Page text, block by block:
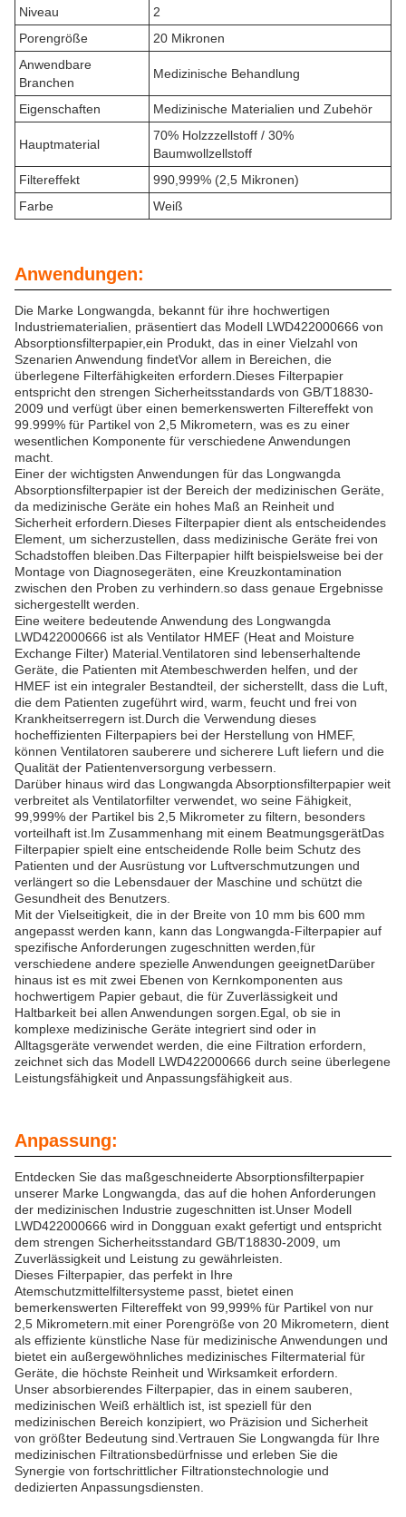
Niveau
2
Porengröße
20 Mikronen
Anwendbare
Branchen
Medizinische Behandlung
Eigenschaften Medizinische Materialien und Zubehör
Hauptmaterial
70% Holzzzellstoff / 30%
Baumwollzellstoff
Filtereffekt
990,999% (2,5 Mikronen)
Farbe
Weiß
Anwendungen:
Die Marke Longwangda, bekannt für ihre hochwertigen
Industriematerialien, präsentiert das Modell LWD422000666 von
Absorptionsfilterpapier,ein Produkt, das in einer Vielzahl von
Szenarien Anwendung findetVor allem in Bereichen, die
überlegene Filterfähigkeiten erfordern.Dieses Filterpapier
entspricht den strengen Sicherheitsstandards von GB/T18830-
2009 und verfügt über einen bemerkenswerten Filtereffekt von
99.999% für Partikel von 2,5 Mikrometern, was es zu einer
wesentlichen Komponente für verschiedene Anwendungen
macht.
Einer der wichtigsten Anwendungen für das Longwangda
Absorptionsfilterpapier ist der Bereich der medizinischen Geräte,
da medizinische Geräte ein hohes Maß an Reinheit und
Sicherheit erfordern.Dieses Filterpapier dient als entscheidendes
Element, um sicherzustellen, dass medizinische Geräte frei von
Schadstoffen bleiben.Das Filterpapier hilft beispielsweise bei der
Montage von Diagnosegeräten, eine Kreuzkontamination
zwischen den Proben zu verhindern.so dass genaue Ergebnisse
sichergestellt werden.
Eine weitere bedeutende Anwendung des Longwangda
LWD422000666 ist als Ventilator HMEF (Heat and Moisture
Exchange Filter) Material.Ventilatoren sind lebenserhaltende
Geräte, die Patienten mit Atembeschwerden helfen, und der
HMEF ist ein integraler Bestandteil, der sicherstellt, dass die Luft,
die dem Patienten zugeführt wird, warm, feucht und frei von
Krankheitserregern ist.Durch die Verwendung dieses
hocheffizienten Filterpapiers bei der Herstellung von HMEF,
können Ventilatoren sauberere und sicherere Luft liefern und die
Qualität der Patientenversorgung verbessern.
Darüber hinaus wird das Longwangda Absorptionsfilterpapier weit
verbreitet als Ventilatorfilter verwendet, wo seine Fähigkeit,
99,999% der Partikel bis 2,5 Mikrometer zu filtern, besonders
vorteilhaft ist.Im Zusammenhang mit einem BeatmungsgerätDas
Filterpapier spielt eine entscheidende Rolle beim Schutz des
Patienten und der Ausrüstung vor Luftverschmutzungen und
verlängert so die Lebensdauer der Maschine und schützt die
Gesundheit des Benutzers.
Mit der Vielseitigkeit, die in der Breite von 10 mm bis 600 mm
angepasst werden kann, kann das Longwangda-Filterpapier auf
spezifische Anforderungen zugeschnitten werden,für
verschiedene andere spezielle Anwendungen geeignetDarüber
hinaus ist es mit zwei Ebenen von Kernkomponenten aus
hochwertigem Papier gebaut, die für Zuverlässigkeit und
Haltbarkeit bei allen Anwendungen sorgen.Egal, ob sie in
komplexe medizinische Geräte integriert sind oder in
Alltagsgeräte verwendet werden, die eine Filtration erfordern,
zeichnet sich das Modell LWD422000666 durch seine überlegene
Leistungsfähigkeit und Anpassungsfähigkeit aus.
Anpassung:
Entdecken Sie das maßgeschneiderte Absorptionsfilterpapier
unserer Marke Longwangda, das auf die hohen Anforderungen
der medizinischen Industrie zugeschnitten ist.Unser Modell
LWD422000666 wird in Dongguan exakt gefertigt und entspricht
dem strengen Sicherheitsstandard GB/T18830-2009, um
Zuverlässigkeit und Leistung zu gewährleisten.
Dieses Filterpapier, das perfekt in Ihre
Atemschutzmittelfiltersysteme passt, bietet einen
bemerkenswerten Filtereffekt von 99,999% für Partikel von nur
2,5 Mikrometern.mit einer Porengröße von 20 Mikrometern, dient
als effiziente künstliche Nase für medizinische Anwendungen und
bietet ein außergewöhnliches medizinisches Filtermaterial für
Geräte, die höchste Reinheit und Wirksamkeit erfordern.
Unser absorbierendes Filterpapier, das in einem sauberen,
medizinischen Weiß erhältlich ist, ist speziell für den
medizinischen Bereich konzipiert, wo Präzision und Sicherheit
von größter Bedeutung sind.Vertrauen Sie Longwangda für Ihre
medizinischen Filtrationsbedürfnisse und erleben Sie die
Synergie von fortschrittlicher Filtrationstechnologie und
dedizierten Anpassungsdiensten.